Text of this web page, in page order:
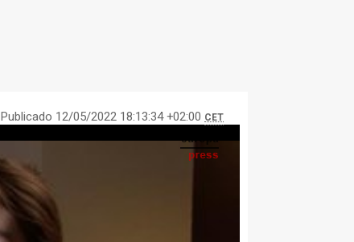
Publicado 12/05/2022 18:13:34 +02:00 CET